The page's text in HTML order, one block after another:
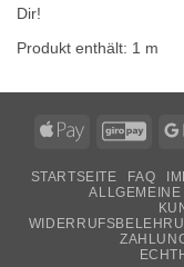
Varianten
auf.
Optionen
können
Produktseite
Dir!
Produkt enthält: 1 m
Apple
STARTSEITE FAQ